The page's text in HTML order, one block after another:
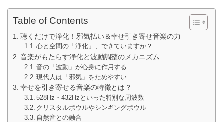
Table of Contents
聴くだけで浄化！邪気払い＆幸せ引き寄せ音楽の力
心と空間の「浄化」、できていますか？
音楽がもたらす浄化と波動調整のメカニズム
音の「波動」が心身に作用する
現代人は「邪気」をためやすい
幸せを引き寄せる音楽の特徴とは？
528Hz・432Hzといった特別な周波数
クリスタルボウルやシンギングボウル
自然音との融合